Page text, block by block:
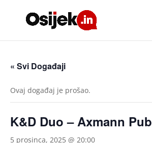
« Svi Događaji
Ovaj događaj je prošao.
K&D Duo – Axmann Pub
5 prosinca, 2025 @ 20:00